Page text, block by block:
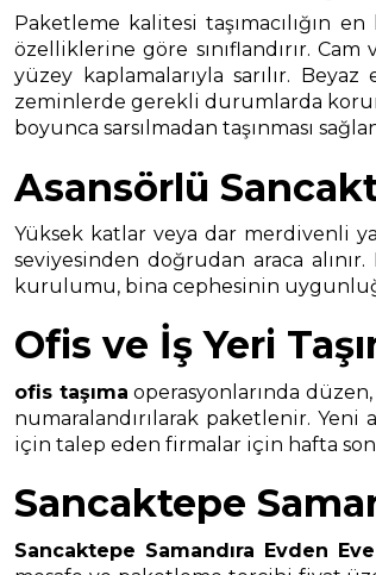
Paketleme kalitesi taşımacılığın
özelliklerine göre sınıflandırır.
yüzey kaplamalarıyla sarılır.
zeminlerde gerekli durumlarda
boyunca sarsılmadan taşınması
Asansörlü
Yüksek katlar veya dar merdivenli
seviyesinden doğrudan araca
kurulumu, bina cephesinin
Ofis ve İş Yeri
ofis taşıma operasyonlarında
numaralandırılarak paketlenir. Yeni
için talep eden firmalar için hafta
Sancaktepe
Sancaktepe Samandıra Evden